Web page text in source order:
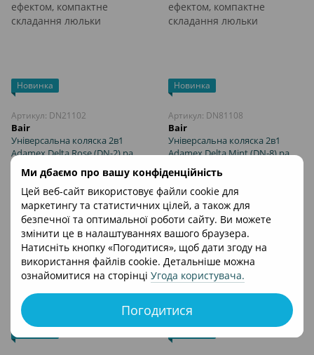
Ми дбаємо про вашу конфіденційність
Цей веб-сайт використовує файли cookie для
маркетингу та статистичних цілей, а також для
безпечної та оптимальної роботи сайту. Ви можете
змінити це в налаштуваннях вашого браузера.
Натисніть кнопку «Погодитися», щоб дати згоду на
використання файлів cookie. Детальніше можна
ознайомитися на сторінці Угода користувача.
Погодитися
Новинка
Артикул: DN21102
Bair
Універсальна коляска 2в1
Adamex Delta Rose (DN-2) рама
з перламутровим ефектом,
компактне складання люльки
26 830 грн
Новинка
Артикул: DN81108
Bair
Універсальна коляска 2в1
Adamex Delta Mint (DN-8) рама
з перламутровим ефектом,
компактне складання люльки
26 830 грн